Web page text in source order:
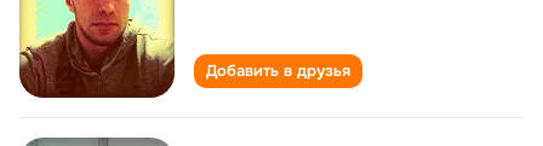
Добавить в друзья